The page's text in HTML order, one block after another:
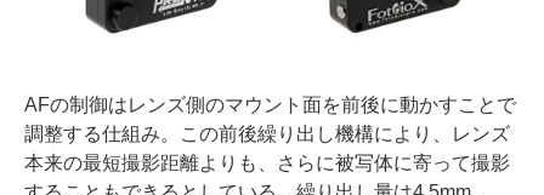
AFの制御はレンズ側のマウント面を前後に動かすことで
調整する仕組み。この前後繰り出し機構により、レンズ
本来の最短撮影距離よりも、さらに被写体に寄って撮影